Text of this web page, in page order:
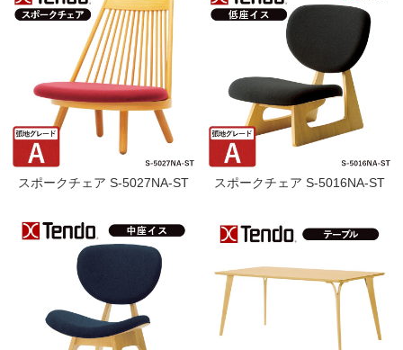
スポークチェア S-5027NA-ST スポークチェア S-5016NA-ST